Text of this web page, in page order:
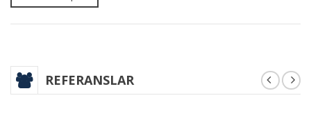
REFERANSLAR